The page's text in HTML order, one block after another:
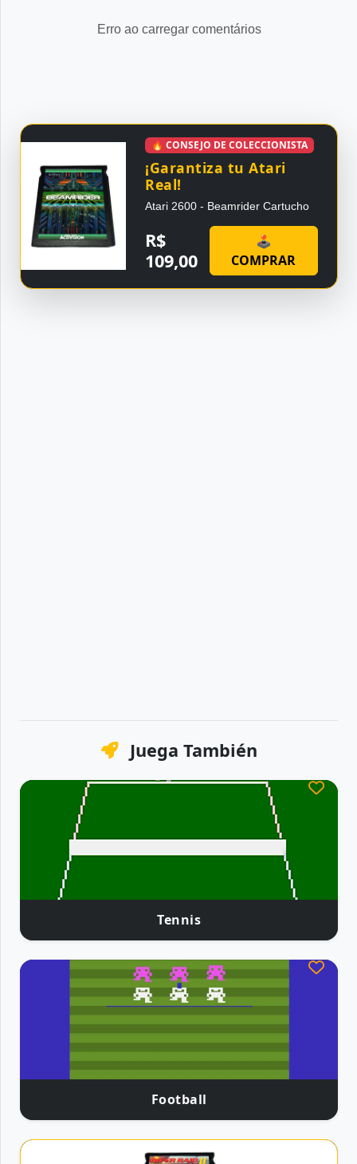
Erro ao carregar comentários
🔥 CONSEJO DE COLECCIONISTA
¡Garantiza tu Atari
Real!
Atari 2600 - Beamrider Cartucho
R$
109,00
🕹
COMPRAR
Juega También
Tennis
Football